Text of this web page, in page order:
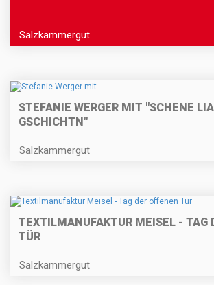
Salzkammergut
STEFANIE WERGER MIT "SCHENE
GSCHICHTN"
Salzkammergut
TEXTILMANUFAKTUR MEISEL - TAG
TÜR
Salzkammergut